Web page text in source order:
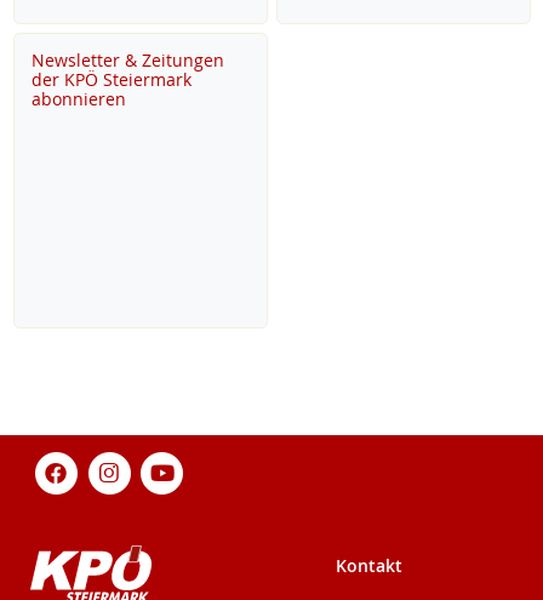
Newsletter & Zeitungen
der KPÖ Steiermark
abonnieren
Kontakt